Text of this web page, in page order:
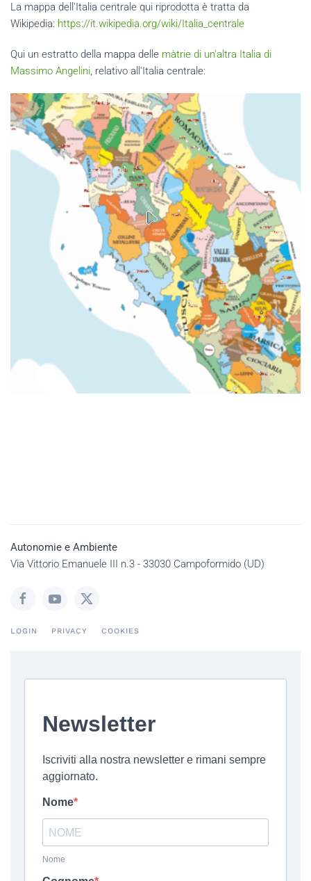
La mappa dell'Italia centrale qui riprodotta è tratta da
Wikipedia: https://it.wikipedia.org/wiki/Italia_centrale
Qui un estratto della mappa delle màtrie di un'altra Italia di
Massimo Angelini, relativo all'Italia centrale:
Autonomie e Ambiente
Via Vittorio Emanuele III n.3 - 33030 Campoformido (UD)
LOGIN PRIVACY COOKIES